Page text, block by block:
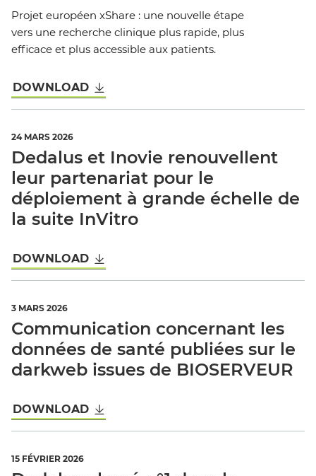
Projet européen xShare : une nouvelle étape
vers une recherche clinique plus rapide, plus
efficace et plus accessible aux patients.
DOWNLOAD
24 MARS 2026
Dedalus et Inovie renouvellent
leur partenariat pour le
déploiement à grande échelle de
la suite InVitro
DOWNLOAD
3 MARS 2026
Communication concernant les
données de santé publiées sur le
darkweb issues de BIOSERVEUR
DOWNLOAD
15 FÉVRIER 2026